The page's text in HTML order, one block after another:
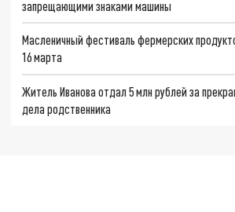
запрещающими знаками машины
Масленичный фестиваль фермерских
16 марта
Житель Иванова отдал 5 млн рублей за
дела родственника